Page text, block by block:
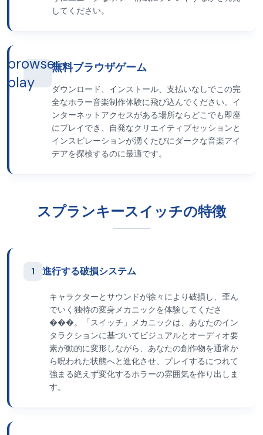
してください。
browser-
play
無料ブラウザゲーム
ダウンロード、インストール、支払いなしでこの完
全なホラー音楽制作体験に飛び込んでください。イ
ンターネットアクセスがある場所ならどこでも即座
にプレイでき、自発なクリエイティブセッションと
インスピレーションが湧くたびにダークな音楽アイ
デアを探検するのに最適です。
スプランキースイッチの特徴
1 進行する破損システム
キャラクターとサウンドが徐々により破損し、歪ん
でいく独特の変身メカニックを体験してくださ
���。「スイッチ」メカニックは、あなたのイン
タラクションに基づいてビジュアルとオーディオ要
素が動的に変形しながら、あなたの創作物を通常か
ら呪われた状態へと進化させ、プレイするにつれて
強まる絶えず変化するホラーの雰囲気を作り出しま
す。